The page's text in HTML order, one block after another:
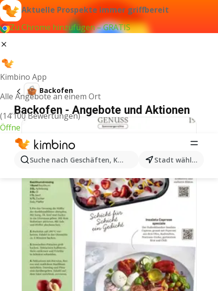
Aktuelle Prospekte immer griffbereit
Zu Chrome hinzufügen – GRATIS
Kimbino App
Alle Angebote an einem Ort
(14’100 Bewertungen)
Öffne
Suche nach Geschäften, Kategorien, Produkten...
Stadt wählen
Backofen
Backofen - Angebote und Aktionen